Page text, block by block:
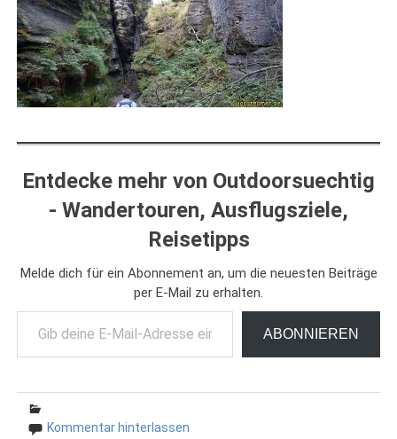
Entdecke mehr von Outdoorsuechtig
- Wandertouren, Ausflugsziele,
Reisetipps
Melde dich für ein Abonnement an, um die neuesten Beiträge
per E-Mail zu erhalten.
Gib deine E-Mail-Adresse ein ...
ABONNIEREN
Kommentar hinterlassen